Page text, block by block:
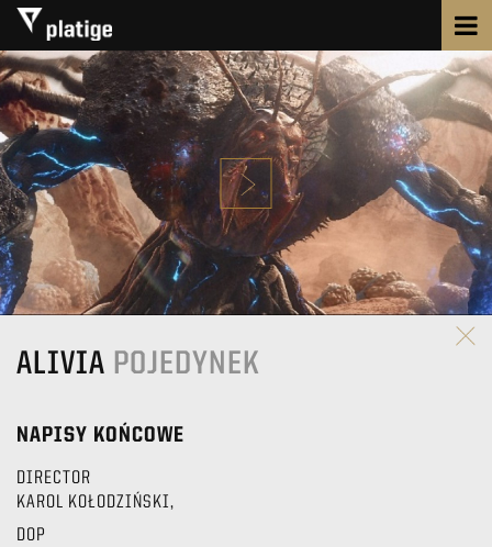
ALIVIA POJEDYNEK
NAPISY KOŃCOWE
DIRECTOR
KAROL KOŁODZIŃSKI,
DOP